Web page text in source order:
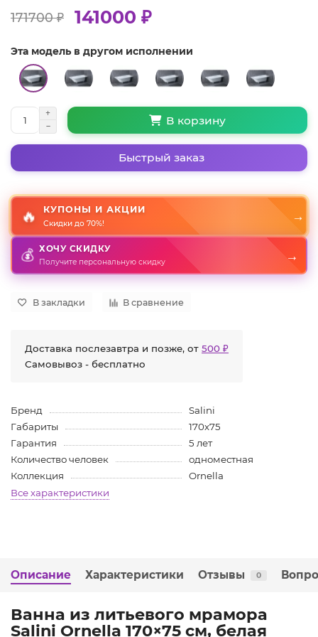
171700 ₽ 141000 ₽
Эта модель в другом исполнении
В корзину
Быстрый заказ
🔥 КУПОНЫ И АКЦИИ
Скидки до 70%!
→
💰 ХОЧУ СКИДКУ
Получите персональную скидку →
В закладки В сравнение
Доставка послезавтра и позже, от 500 ₽
Самовывоз - бесплатно
Бренд
Salini
Габариты
170х75
Гарантия
5 лет
Количество человек
одноместная
Коллекция
Ornella
Все характеристики
Описание Характеристики Отзывы 0
Ванна из литьевого мрамора
Salini Ornella 170×75 см, белая